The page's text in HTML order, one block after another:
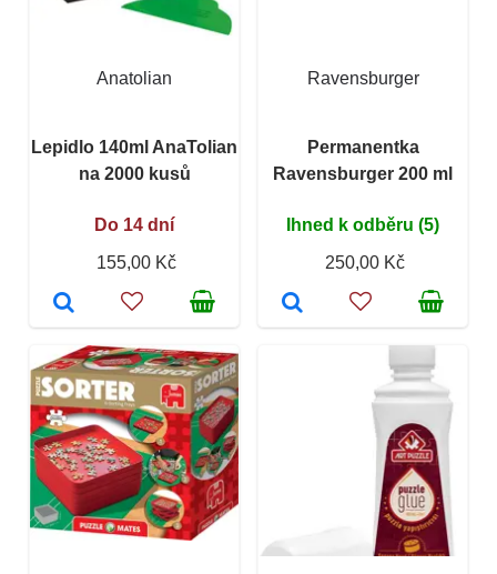
Anatolian
Lepidlo 140ml AnaTolian
na 2000 kusů
Do 14 dní
155,00 Kč
Ravensburger
Permanentka
Ravensburger 200 ml
Ihned k odběru (5)
250,00 Kč